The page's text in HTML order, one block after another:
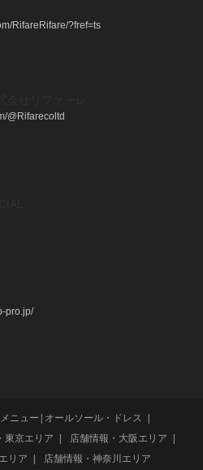
RifareRifare/?fref=ts
@Rifarecoltd
pro.jp/
ニュー|オールソール・ドレス
東京エリア
店舗情報・大阪エリア
リア
店舗情報・神奈川エリア